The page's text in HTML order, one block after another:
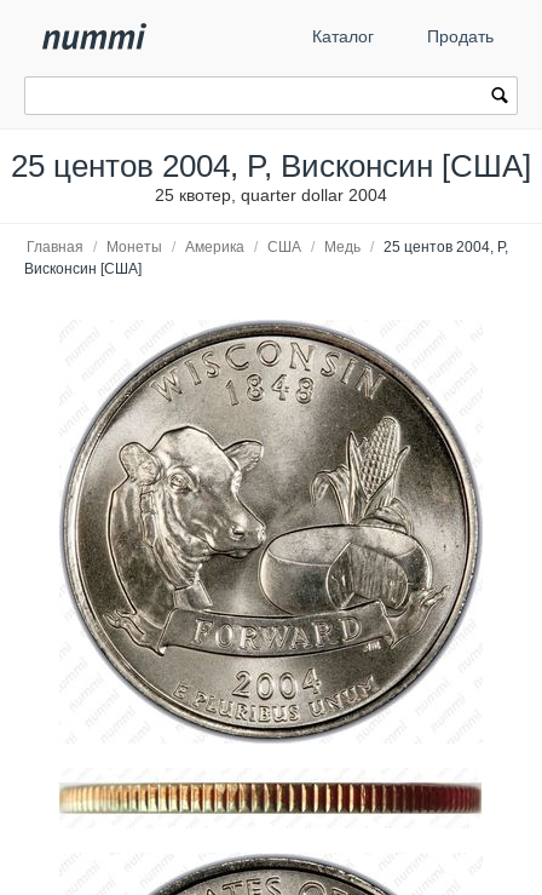
Каталог Продать
25 центов 2004, P, Висконсин [США]
25 квотер, quarter dollar 2004
Главная / Монеты / Америка / США / Медь / 25 центов 2004, P,
Висконсин [США]